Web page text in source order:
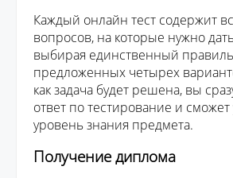
Каждый онлайн тест содержит
вопросов, на которые нужно
выбирая единственный
предложенных четырех
как задача будет решена, вы
ответ по тестирование и сможет
уровень знания предмета.
Получение диплома